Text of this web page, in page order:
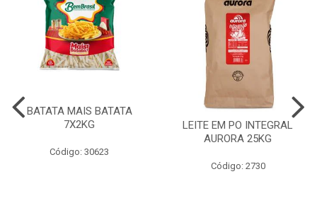
BATATA MAIS BATATA
7X2KG
Código: 30623
LEITE EM PO INTEGRAL
AURORA 25KG
Código: 2730